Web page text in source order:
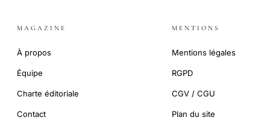
MAGAZINE
À propos
Équipe
Charte éditoriale
Contact
MENTIONS
Mentions légales
RGPD
CGV / CGU
Plan du site